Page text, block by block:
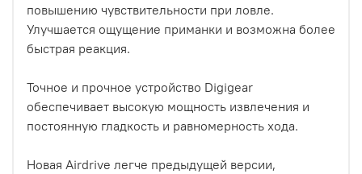
повышению чувствительности при ловле.
Улучшается ощущение приманки и возможна более
быстрая реакция.
Точное и прочное устройство Digigear
обеспечивает высокую мощность извлечения и
постоянную гладкость и равномерность хода.
Новая Airdrive легче предыдущей версии,